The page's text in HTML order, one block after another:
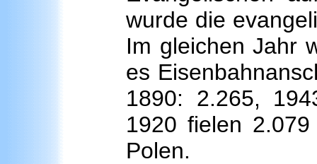
wurde die
Im gleichen Jahr
es
1890: 2.265,
1920 fielen
Polen.